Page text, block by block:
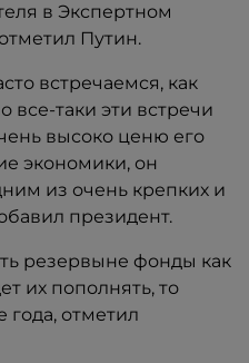
в Экспертном
Путин.
встречаемся, как
все-таки эти встречи
высоко ценю его
экономики, он
из очень крепких и
президент.
резервыне фонды как
их пополнять, то
года, отметил